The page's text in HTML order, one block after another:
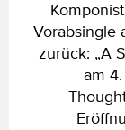
Vorabsingle
zurück: „A
am